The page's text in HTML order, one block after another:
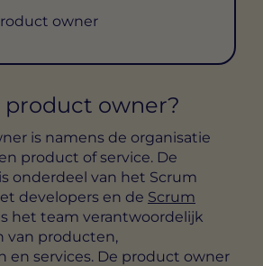
owner
product owner?
is namens de organisatie
product of service. De
onderdeel van het Scrum
developers en de Scrum
het team verantwoordelijk
van producten,
en services. De product owner